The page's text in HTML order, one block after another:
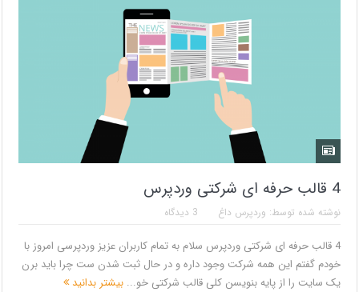
4 قالب حرفه ای شرکتی وردپرس
نوشته شده توسط: وردپرس داغ 3 دیدگاه
4 قالب حرفه ای شرکتی وردپرس سلام به تمام کاربران عزیز وردپرسی امروز با
خودم گفتم این همه شرکت وجود داره و در حال ثبت شدن ست چرا باید برن
یک سایت را از پایه بنویسن کلی قالب شرکتی خو... بیشتر بدانید